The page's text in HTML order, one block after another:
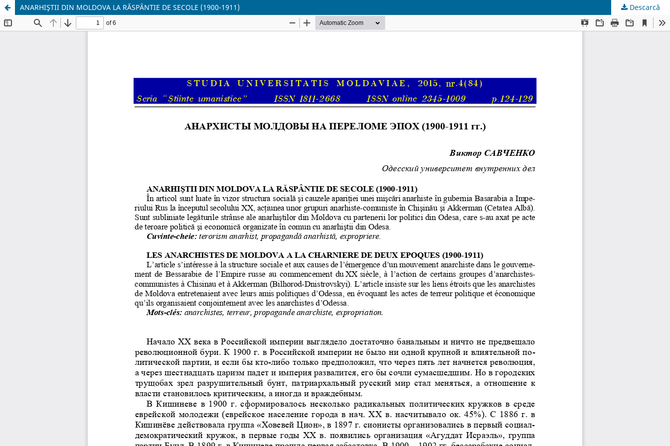
ANARHIŞTII DIN MOLDOVA LA RĂSPÂNTIE DE SECOLE (1900-1911) Descarcă